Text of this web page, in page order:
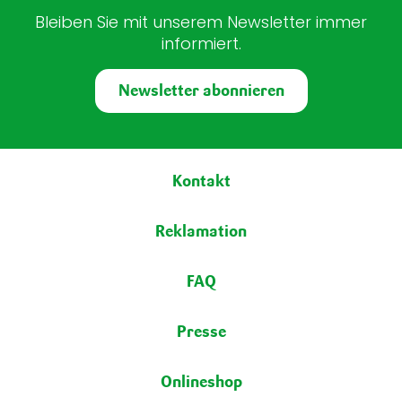
Bleiben Sie mit unserem Newsletter immer
informiert.
Newsletter abonnieren
FußbereichKontakt
Reklamation
FAQ
Presse
Onlineshop